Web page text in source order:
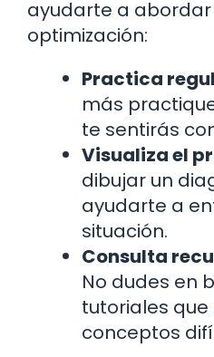
ayudarte a
optimización:
Practica
más
te sentirás
Visualiza el
dibujar un
ayudarte a
situación.
Consulta
No dudes en
tutoriales que
conceptos